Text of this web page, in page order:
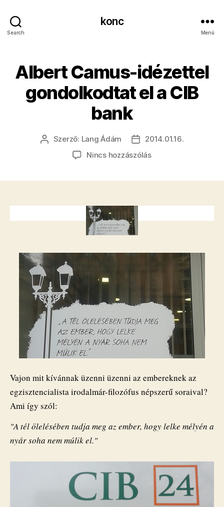
Search
konc
Menü
Albert Camus-idézettel
gondolkodtat el a CIB
bank
Bejegyzés
szerzője
Szerző: Lang Ádám
Bejegyzés
dátuma
2014.01.16.
Nincs hozzászólása(z)
a
bejegyzéshez
Vajon mit kívánnak üzenni üzenni az embereknek az
egzisztencialista irodalmár-filozófus népszerű soraival?
Ami így szól:
"A tél ölelésében tudja meg az ember, hogy lelke mélyén a
nyár soha nem múlik el."